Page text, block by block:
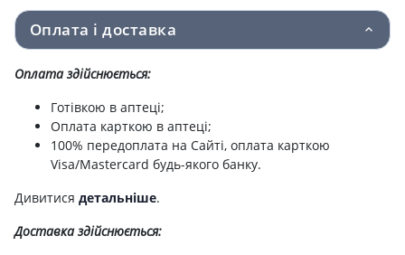
Ножиці безпечни 01-151 135.90 грн.
Ножиці нігтіві 01-175
Ножиці нігтіви прямі 01-172п
Ножниці д/кутикул кольорові01-131С 171.70 грн.
Ножниці д/кутикул чорні 01-155в
Кусачки заусеничні 02-250
Оплата і доставка
Оплата здійснюється:
Готівкою в аптеці;
Оплата карткою в аптеці;
100% передоплата на Сайті, оплата карткою
Visa/Mastercard будь-якого банку.
Дивитися детальніше.
Доставка здійснюється: